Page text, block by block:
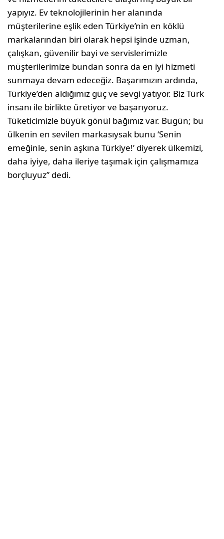
yapıyız. Ev teknolojilerinin her alanında
müşterilerine eşlik eden Türkiye’nin en köklü
markalarından biri olarak hepsi işinde uzman,
çalışkan, güvenilir bayi ve servislerimizle
müşterilerimize bundan sonra da en iyi hizmeti
sunmaya devam edeceğiz. Başarımızın ardında,
Türkiye’den aldığımız güç ve sevgi yatıyor. Biz Türk
insanı ile birlikte üretiyor ve başarıyoruz.
Tüketicimizle büyük gönül bağımız var. Bugün; bu
ülkenin en sevilen markasıysak bunu ‘Senin
emeğinle, senin aşkına Türkiye!’ diyerek ülkemizi,
daha iyiye, daha ileriye taşımak için çalışmamıza
borçluyuz” dedi.